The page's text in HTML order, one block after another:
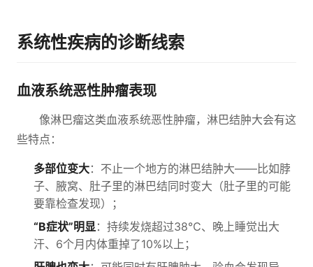
系统性疾病的诊断线索
血液系统恶性肿瘤表现
像淋巴瘤这类血液系统恶性肿瘤，淋巴结肿大会有这
些特点：
多部位变大：不止一个地方的淋巴结肿大——比如脖
子、腋窝、肚子里的淋巴结同时变大（肚子里的可能
要靠检查发现）；
“B症状”明显：持续发烧超过38℃、晚上睡觉出大
汗、6个月内体重掉了10%以上；